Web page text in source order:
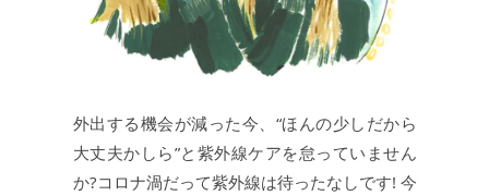
外出する機会が減った今、“ほんの少しだから
大丈夫かしら”と紫外線ケアを怠っていません
か?コロナ渦だって紫外線は待ったなしです! 今